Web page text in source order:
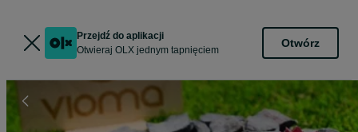
Przejdź do aplikacji
Otwieraj OLX jednym tapnięciem
Otwórz